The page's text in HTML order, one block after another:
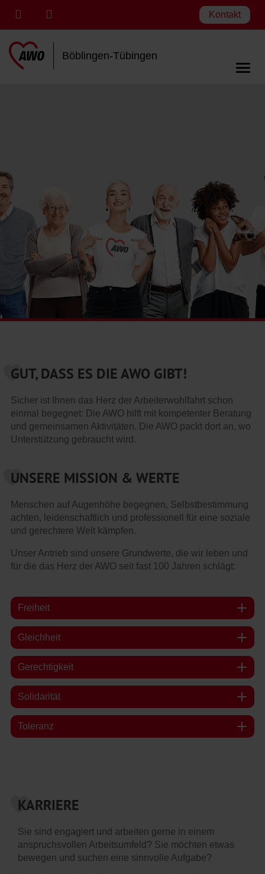
Kontakt
Böblingen-Tübingen
GUT, DASS ES DIE AWO GIBT!
Sicher ist Ihnen das Herz der Arbeiterwohlfahrt schon
einmal begegnet: Die AWO hilft mit kompetenter Beratung
und gemeinsamen Aktivitäten. Die AWO packt dort an, wo
Unterstützung gebraucht wird.
UNSERE MISSION & WERTE
Menschen auf Augenhöhe begegnen, Selbstbestimmung
achten, leidenschaftlich und professionell für eine soziale
und gerechtere Welt kämpfen.
Unser Antrieb sind unsere Grundwerte, die wir leben und
für die das Herz der AWO seit fast 100 Jahren schlägt:
Freiheit
Gleichheit
Gerechtigkeit
Solidarität
Toleranz
KARRIERE
Sie sind engagiert und arbeiten gerne in einem
anspruchsvollen Arbeitsumfeld? Sie möchten etwas
bewegen und suchen eine sinnvolle Aufgabe?